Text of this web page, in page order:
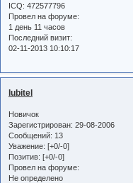
ICQ: 472577796
Провел на форуме:
1 день 11 часов
Последний визит:
02-11-2013 10:10:17
lubitel
Новичок
Зарегистрирован: 29-08-2006
Сообщений: 13
Уважение: [+0/-0]
Позитив: [+0/-0]
Провел на форуме:
Не определено